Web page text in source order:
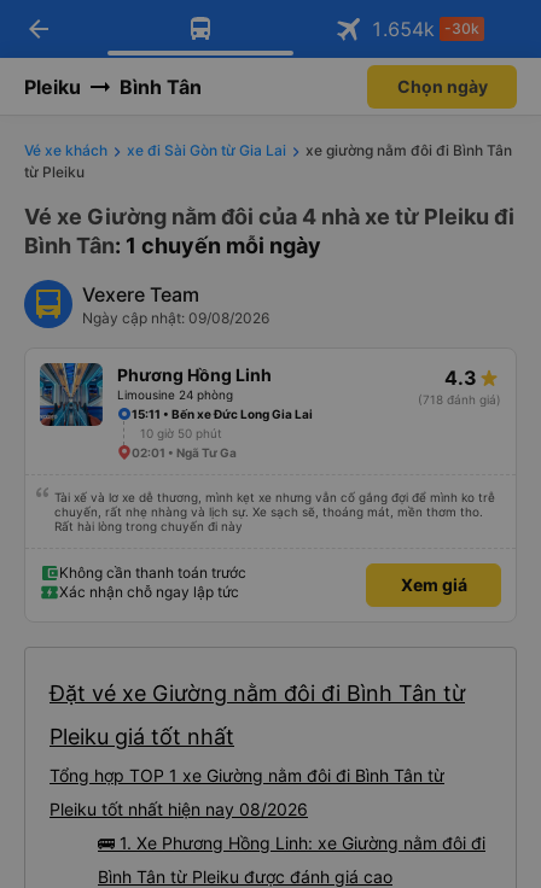
Tải app Vexere ngay!
Nhận ưu đãi thành viên độc
Mở app
Tải app Vexere
-30k/ghế khi đặt vé máy bay qua
Mở app
arrow_back 1.654k -30k
Pleiku Bình Tân Chọn ngày
Vé xe khách xe đi Sài Gòn từ Gia Lai
xe giường nằm đôi đi Bình Tân
từ Pleiku
Vé xe Giường nằm đôi của 4 nhà xe từ Pleiku đi
Bình Tân: 1 chuyến mỗi ngày
Vexere Team
Ngày cập nhật: 09/08/2026
Phương Hồng Linh
Limousine 24 phòng
4.3
(718 đánh giá)
15:11 • Bến xe Đức Long Gia Lai
10 giờ 50 phút
02:01 • Ngã Tư Ga
Tài xế và lơ xe dễ thương, mình kẹt xe nhưng vẫn cố gắng đợi để mình ko trễ
chuyến, rất nhẹ nhàng và lịch sự. Xe sạch sẽ, thoáng mát, mền thơm tho.
Rất hài lòng trong chuyến đi này
Không cần thanh toán trước
Xác nhận chỗ ngay lập tức
Xem giá
Đặt vé xe Giường nằm đôi đi Bình Tân từ
Pleiku giá tốt nhất
Tổng hợp TOP 1 xe Giường nằm đôi đi Bình Tân từ
Pleiku tốt nhất hiện nay 08/2026
🚌 1. Xe Phương Hồng Linh: xe Giường nằm đôi đi
Bình Tân từ Pleiku được đánh giá cao